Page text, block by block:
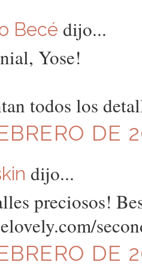
Becé dijo...
Yose!
todos los
DE
dijo...
preciosos!
DE